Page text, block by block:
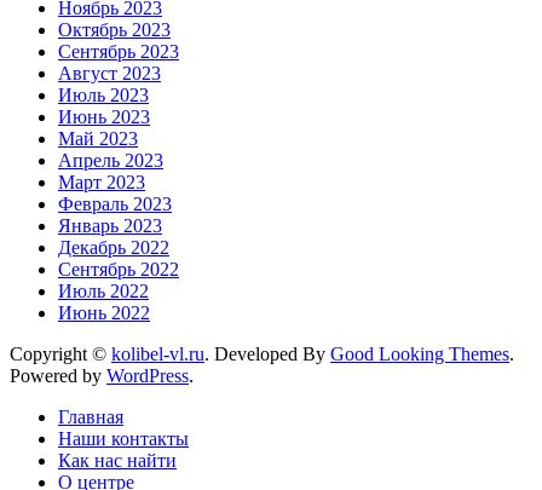
Ноябрь 2023
Октябрь 2023
Сентябрь 2023
Август 2023
Июль 2023
Июнь 2023
Май 2023
Апрель 2023
Март 2023
Февраль 2023
Январь 2023
Декабрь 2022
Сентябрь 2022
Июль 2022
Июнь 2022
Copyright © kolibel-vl.ru. Developed By Good Looking Themes.
Powered by WordPress.
Главная
Наши контакты
Как нас найти
О центре